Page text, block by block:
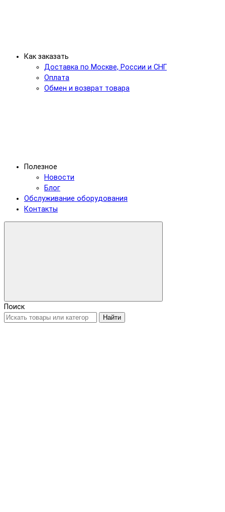
Как заказать
Доставка по Москве, России и СНГ
Оплата
Обмен и возврат товара
Полезное
Новости
Блог
Обслуживание оборудования
Контакты
Поиск
Найти